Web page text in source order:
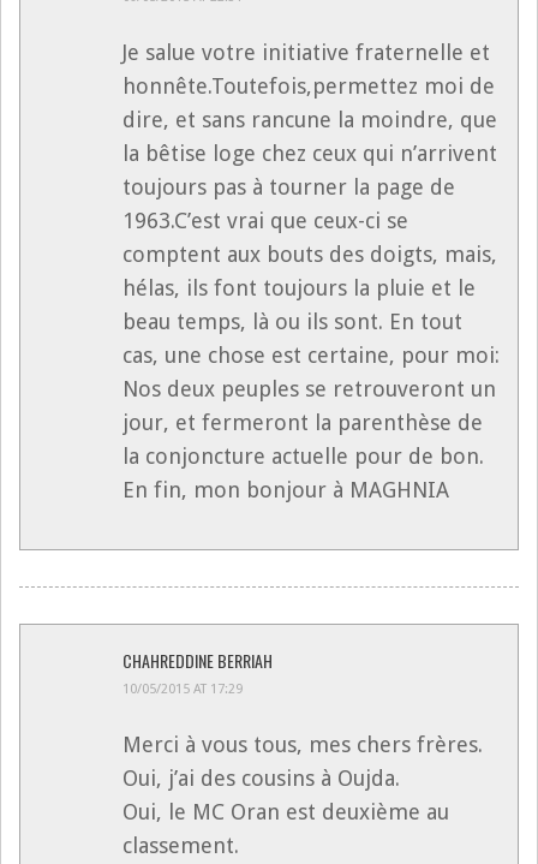
Je salue votre initiative fraternelle et
honnête.Toutefois,permettez moi de
dire, et sans rancune la moindre, que
la bêtise loge chez ceux qui n’arrivent
toujours pas à tourner la page de
1963.C’est vrai que ceux-ci se
comptent aux bouts des doigts, mais,
hélas, ils font toujours la pluie et le
beau temps, là ou ils sont. En tout
cas, une chose est certaine, pour moi:
Nos deux peuples se retrouveront un
jour, et fermeront la parenthèse de
la conjoncture actuelle pour de bon.
En fin, mon bonjour à MAGHNIA
CHAHREDDINE BERRIAH
10/05/2015 AT 17:29
Merci à vous tous, mes chers frères.
Oui, j’ai des cousins à Oujda.
Oui, le MC Oran est deuxième au
classement.